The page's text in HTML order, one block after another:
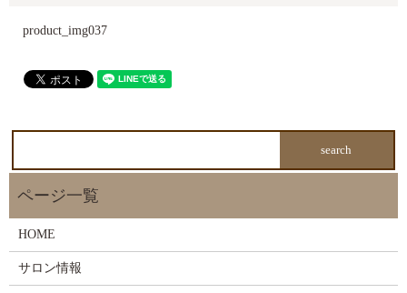
product_img037
HOME
サロン情報